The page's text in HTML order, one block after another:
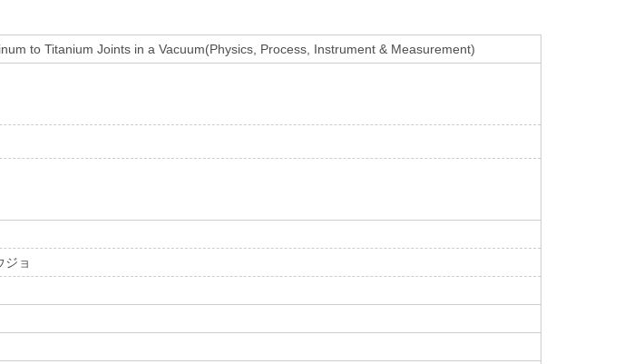
to Titanium Joints in a Vacuum(Physics, Process, Instrument & Measurement)
ジョ